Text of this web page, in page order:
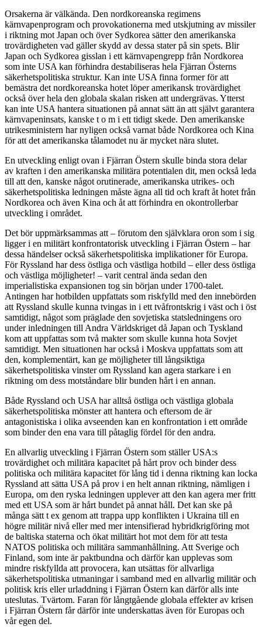
Orsakerna är välkända. Den nordkoreanska regimens
kärnvapenprogram och provokationerna med utskjutning av missiler
i riktning mot Japan och över Sydkorea sätter den amerikanska
trovärdigheten vad gäller skydd av dessa stater på sin spets. Blir
Japan och Sydkorea gisslan i ett kärnvapengrepp från Nordkorea
som inte USA kan förhindra destabiliseras hela Fjärran Österns
säkerhetspolitiska struktur. Kan inte USA finna former för att
bemästra det nordkoreanska hotet löper amerikansk trovärdighet
också över hela den globala skalan risken att undergrävas. Ytterst
kan inte USA hantera situationen på annat sätt än att självt garantera
kärnvapeninsats, kanske t o m i ett tidigt skede. Den amerikanske
utrikesministern har nyligen också varnat både Nordkorea och Kina
för att det amerikanska tålamodet nu är mycket nära slutet.
En utveckling enligt ovan i Fjärran Östern skulle binda stora delar
av kraften i den amerikanska militära potentialen dit, men också leda
till att den, kanske något orutinerade, amerikanska utrikes- och
säkerhetspolitiska ledningen måste ägna all tid och kraft åt hotet från
Nordkorea och även Kina och åt att förhindra en okontrollerbar
utveckling i området.
Det bör uppmärksammas att – förutom den självklara oron som i sig
ligger i en militärt konfrontatorisk utveckling i Fjärran Östern – har
dessa händelser också säkerhetspolitiska implikationer för Europa.
För Ryssland har dess östliga och västliga hotbild – eller dess östliga
och västliga möjligheter! – varit central ända sedan den
imperialistiska expansionen tog sin början under 1700-talet.
Antingen har hotbilden uppfattats som riskfylld med den innebörden
att Ryssland skulle kunna tvingas in i ett tvåfrontskrig i väst och i öst
samtidigt, något som präglade den sovjetiska statsledningens oro
under inledningen till Andra Världskriget då Japan och Tyskland
kom att uppfattas som två makter som skulle kunna hota Sovjet
samtidigt. Men situationen har också i Moskva uppfattats som att
den, komplementärt, kan ge möjligheter till långsiktiga
säkerhetspolitiska vinster om Ryssland kan agera starkare i en
riktning om dess motståndare blir bunden hårt i en annan.
Både Ryssland och USA har alltså östliga och västliga globala
säkerhetspolitiska mönster att hantera och eftersom de är
antagonistiska i olika avseenden kan en konfrontation i ett område
som binder den ena vara till påtaglig fördel för den andra.
En allvarlig utveckling i Fjärran Östern som ställer USA:s
trovärdighet och militära kapacitet på hårt prov och binder dess
politiska och militära kapacitet för lång tid i denna riktning kan locka
Ryssland att sätta USA på prov i en helt annan riktning, nämligen i
Europa, om den ryska ledningen upplever att den kan agera mer fritt
med ett USA som är hårt bundet på annat håll. Det kan ske på
många sätt t ex genom att trappa upp konflikten i Ukraina till en
högre militär nivå eller med mer intensifierad hybridkrigföring mot
de baltiska staterna och ökat militärt hot mot dem för att testa
NATOS politiska och militära sammanhållning. Att Sverige och
Finland, som inte är paktbundna och därför kan upplevas som
mindre riskfyllda att provocera, kan utsättas för allvarliga
säkerhetspolitiska utmaningar i samband med en allvarlig militär och
politisk kris eller urladdning i Fjärran Östern kan därför alls inte
uteslutas. Tvärtom. Faran för långtgående globala effekter av krisen
i Fjärran Östern får därför inte underskattas även för Europas och
vår egen del.